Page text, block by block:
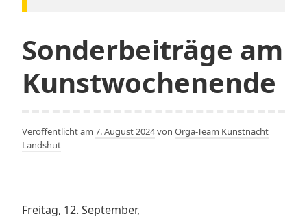
Sonderbeiträge am
Kunstwochenende
Veröffentlicht am 7. August 2024von Orga-Team Kunstnacht
Landshut
Freitag, 12. September,